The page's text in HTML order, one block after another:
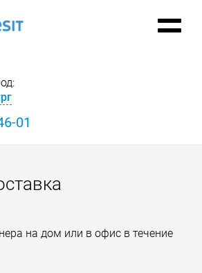
01
на дом или в офис в течение